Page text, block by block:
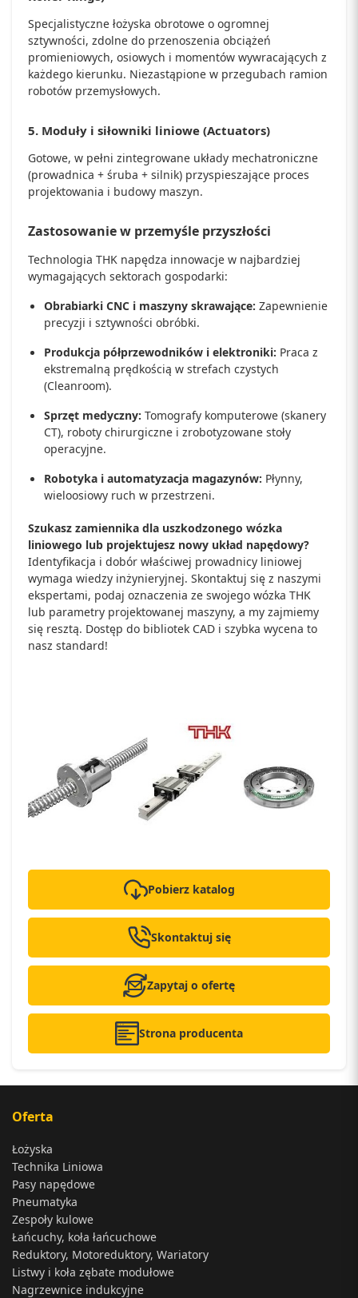
Specjalistyczne łożyska obrotowe o ogromnej
sztywności, zdolne do przenoszenia obciążeń
promieniowych, osiowych i momentów wywracających z
każdego kierunku. Niezastąpione w przegubach ramion
robotów przemysłowych.
5. Moduły i siłowniki liniowe (Actuators)
Gotowe, w pełni zintegrowane układy mechatroniczne
(prowadnica + śruba + silnik) przyspieszające proces
projektowania i budowy maszyn.
Zastosowanie w przemyśle przyszłości
Technologia THK napędza innowacje w najbardziej
wymagających sektorach gospodarki:
Obrabiarki CNC i maszyny skrawające: Zapewnienie
precyzji i sztywności obróbki.
Produkcja półprzewodników i elektroniki: Praca z
ekstremalną prędkością w strefach czystych
(Cleanroom).
Sprzęt medyczny: Tomografy komputerowe (skanery
CT), roboty chirurgiczne i zrobotyzowane stoły
operacyjne.
Robotyka i automatyzacja magazynów: Płynny,
wieloosiowy ruch w przestrzeni.
Szukasz zamiennika dla uszkodzonego wózka
liniowego lub projektujesz nowy układ napędowy?
Identyfikacja i dobór właściwej prowadnicy liniowej
wymaga wiedzy inżynieryjnej. Skontaktuj się z naszymi
ekspertami, podaj oznaczenia ze swojego wózka THK
lub parametry projektowanej maszyny, a my zajmiemy
się resztą. Dostęp do bibliotek CAD i szybka wycena to
nasz standard!
Pobierz katalog
Skontaktuj się
Zapytaj o ofertę
Strona producenta
Oferta
Łożyska
Technika Liniowa
Pasy napędowe
Pneumatyka
Zespoły kulowe
Łańcuchy, koła łańcuchowe
Reduktory, Motoreduktory, Wariatory
Listwy i koła zębate modułowe
Nagrzewnice indukcyjne